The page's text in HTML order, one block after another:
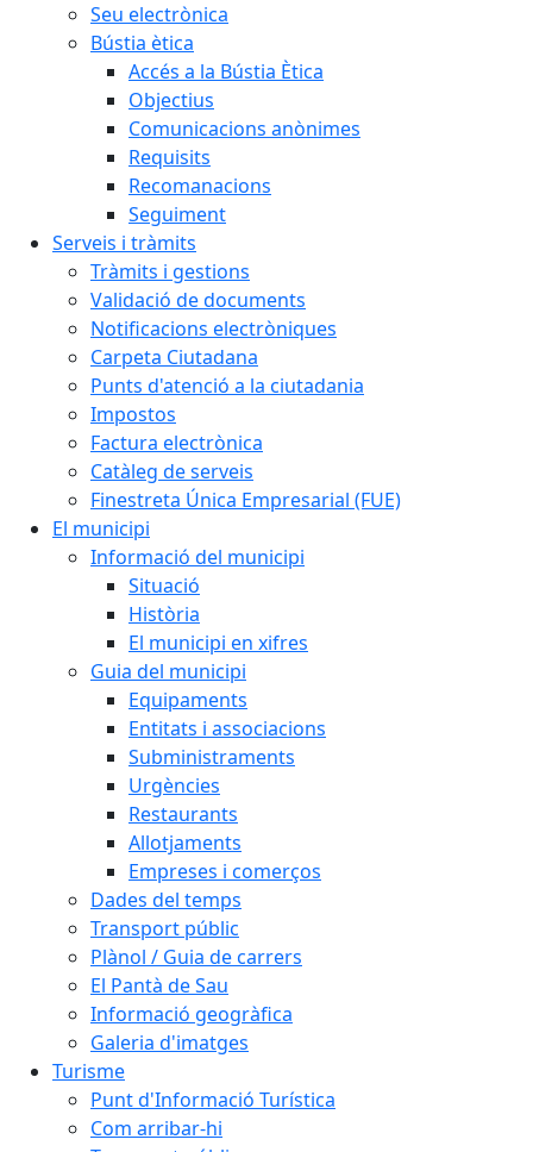
Seu electrònica
Bústia ètica
Accés a la Bústia Ètica
Objectius
Comunicacions anònimes
Requisits
Recomanacions
Seguiment
Serveis i tràmits
Tràmits i gestions
Validació de documents
Notificacions electròniques
Carpeta Ciutadana
Punts d'atenció a la ciutadania
Impostos
Factura electrònica
Catàleg de serveis
Finestreta Única Empresarial (FUE)
El municipi
Informació del municipi
Situació
Història
El municipi en xifres
Guia del municipi
Equipaments
Entitats i associacions
Subministraments
Urgències
Restaurants
Allotjaments
Empreses i comerços
Dades del temps
Transport públic
Plànol / Guia de carrers
El Pantà de Sau
Informació geogràfica
Galeria d'imatges
Turisme
Punt d'Informació Turística
Com arribar-hi